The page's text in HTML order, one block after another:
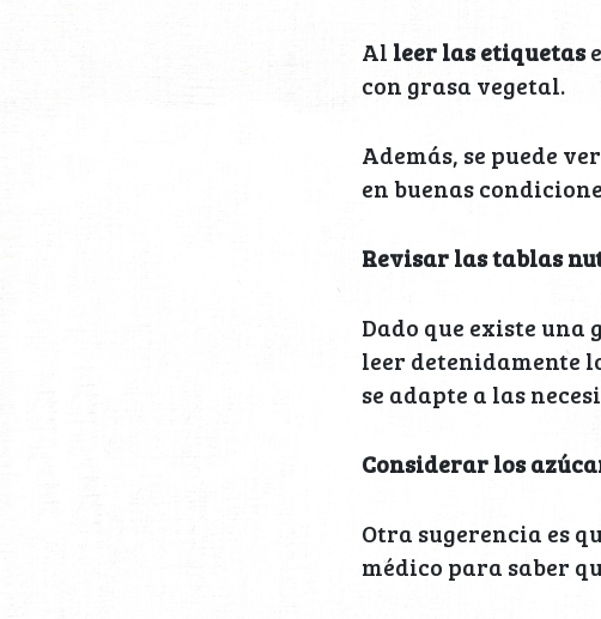
Al leer las etiquetas
con grasa vegetal.
Además, se puede
en buenas
Revisar las tablas
Dado que existe una
leer detenidamente
se adapte a las
Considerar los
Otra sugerencia es
médico para saber